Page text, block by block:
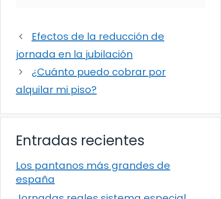
Efectos de la reducción de
jornada en la jubilación
¿Cuánto puedo cobrar por
alquilar mi piso?
Entradas recientes
Los pantanos más grandes de
españa